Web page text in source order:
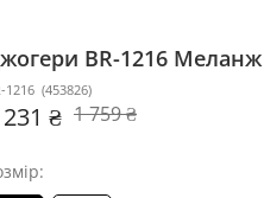
BR-1216 Меланж
1216 (453826)
₴ 1 759 ₴